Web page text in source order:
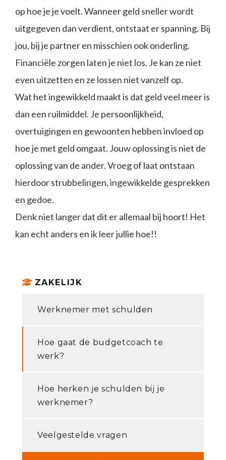
op hoe je je voelt. Wanneer geld sneller wordt
uitgegeven dan verdient, ontstaat er spanning. Bij
jou, bij je partner en misschien ook onderling.
Financiële zorgen laten je niet los. Je kan ze niet
even uitzetten en ze lossen niet vanzelf op.
Wat het ingewikkeld maakt is dat geld veel meer is
dan een ruilmiddel. Je persoonlijkheid,
overtuigingen en gewoonten hebben invloed op
hoe je met geld omgaat. Jouw oplossing is niet de
oplossing van de ander. Vroeg of laat ontstaan
hierdoor strubbelingen, ingewikkelde gesprekken
en gedoe.
Denk niet langer dat dit er allemaal bij hoort! Het
kan echt anders en ik leer jullie hoe!!
ZAKELIJK
Werknemer met schulden
Hoe gaat de budgetcoach te
werk?
Hoe herken je schulden bij je
werknemer?
Veelgestelde vragen